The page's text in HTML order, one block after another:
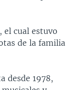
el cual estuvo
de la familia
desde 1978,